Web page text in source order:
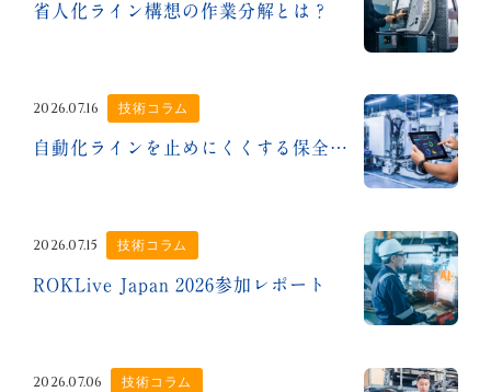
省人化ライン構想の作業分解とは？
2026.07.16 技術コラム
自動化ラインを止めにくくする保全性設計とは？
2026.07.15 技術コラム
ROKLive Japan 2026参加レポート
2026.07.06 技術コラム